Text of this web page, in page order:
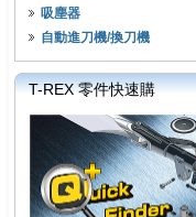
吸塵器
自動進刀機/換刀機
T-REX 零件快速購